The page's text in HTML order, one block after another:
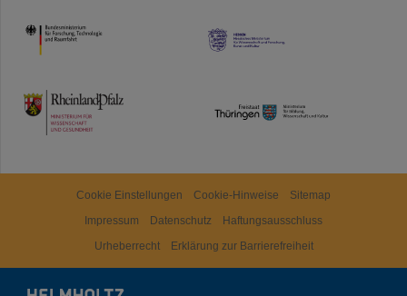
HMWK
TMWWDG
Cookie Einstellungen Cookie-Hinweise
Sitemap
Impressum
Datenschutz
Haftungsausschluss
Urheberrecht
Erklärung zur Barrierefreiheit